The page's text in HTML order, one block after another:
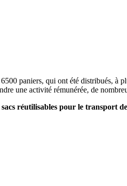
paniers, qui ont été distribués,
une activité rémunérée, de
réutilisables pour le transport